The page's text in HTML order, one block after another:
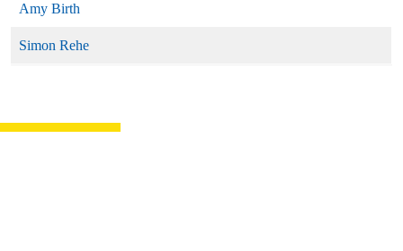
Amy Birth
Simon Rehe